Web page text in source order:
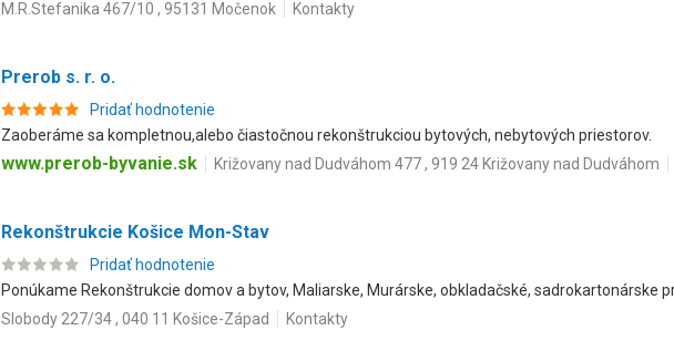
M.R.Stefanika 467/10 , 95131 Močenok
Kontakty
Prerob s. r. o.
Pridať hodnotenie
Zaoberáme sa kompletnou,alebo čiastočnou rekonštrukciou bytových, nebytových priestorov.
www.prerob-byvanie.sk Križovany nad Dudváhom 477 , 919 24 Križovany nad Dudváhom
Rekonštrukcie Košice Mon-Stav
Pridať hodnotenie
Ponúkame Rekonštrukcie domov a bytov, Maliarske, Murárske, obkladačské, sadrokartonárske
Slobody 227/34 , 040 11 Košice-Západ
Kontakty